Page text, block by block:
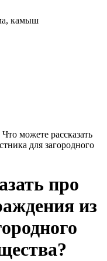
Что можете рассказать
для загородного
про
из